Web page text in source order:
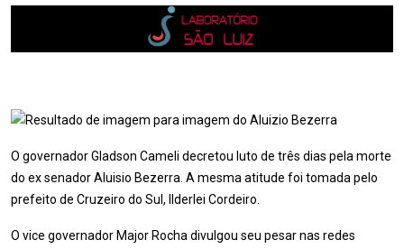
O governador Gladson Cameli decretou luto de três dias pela morte
do ex senador Aluisio Bezerra. A mesma atitude foi tomada pelo
prefeito de Cruzeiro do Sul, Ilderlei Cordeiro.
O vice governador Major Rocha divulgou seu pesar nas redes